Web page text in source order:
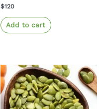
$120
Add to cart